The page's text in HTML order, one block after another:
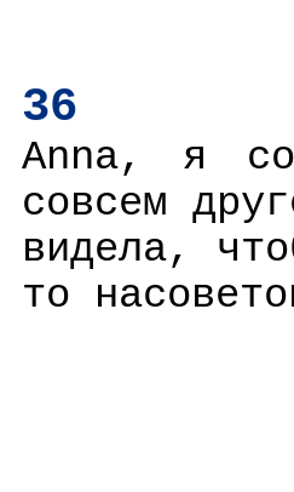
36
Anna, я
совсем
видела,
то